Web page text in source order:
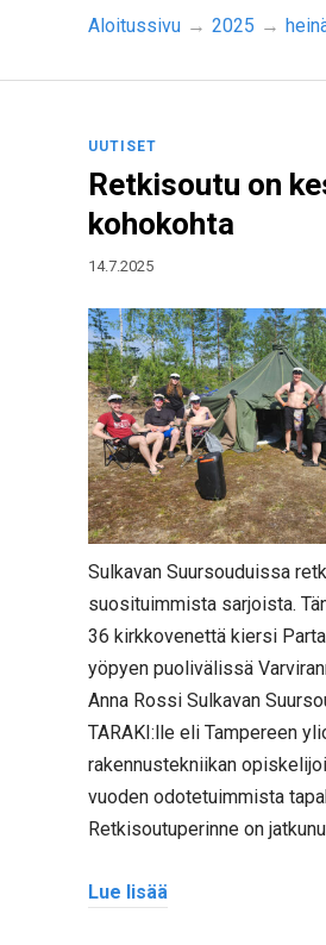
Aloitussivu → 2025 →
UUTISET
Retkisoutu on
kohokohta
14.7.2025
Sulkavan Suursouduissa
suosituimmista sarjoista.
36 kirkkovenettä kiersi
yöpyen puolivälissä
Anna Rossi Sulkavan
TARAKI:lle eli Tampereen
rakennustekniikan
vuoden odotetuimmista
Retkisoutuperinne on
Lue lisää